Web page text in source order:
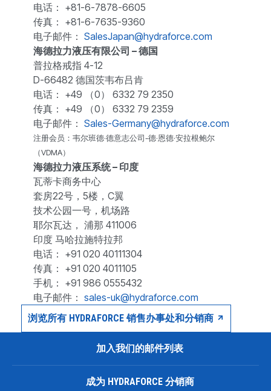
电话： +81-6-7878-6605
传真： +81-6-7635-9360
电子邮件： SalesJapan@hydraforce.com
海德拉力液压有限公司 – 德国
普拉格戒指 4-12
D-66482 德国茨韦布吕肯
电话： +49 （0） 6332 79 2350
传真： +49 （0） 6332 79 2359
电子邮件： Sales-Germany@hydraforce.com
注册会员：韦尔班德·德意志公司-德·恩德·安拉根鲍尔
（VDMA）
海德拉力液压系统 – 印度
瓦蒂卡商务中心
套房22号，5楼，C翼
技术公园一号，机场路
耶尔瓦达， 浦那 411006
印度 马哈拉施特拉邦
电话： +91 020 40111304
传真： +91 020 4011105
手机： +91 986 0555432
电子邮件： sales-uk@hydraforce.com
浏览所有 HYDRAFORCE 销售办事处和分销商
加入我们的邮件列表
成为 HYDRAFORCE 分销商